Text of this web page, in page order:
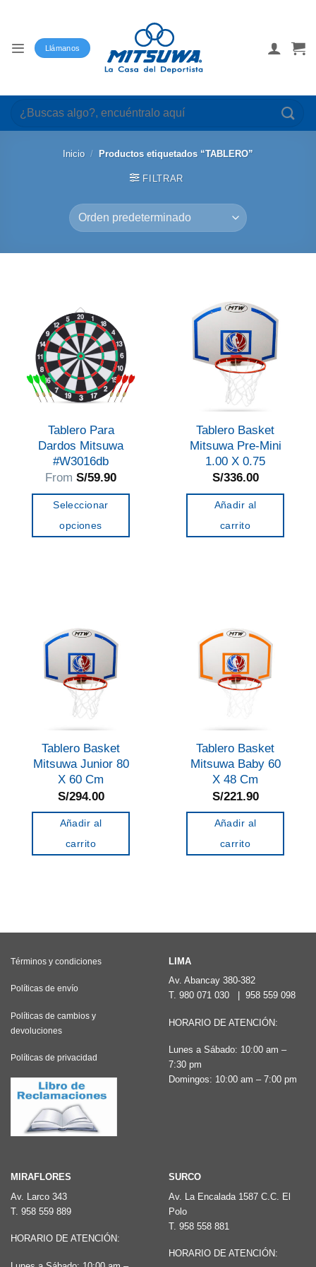
Llámanos
Buscar
por:
Inicio / Productos etiquetados “TABLERO”
FILTRAR
Tablero Para
Dardos Mitsuwa
#W3016db
From S/59.90
Seleccionar
opciones
Las
opciones
se
pueden
elegir
la
página
de
producto
Tablero Basket
Mitsuwa Pre-Mini
1.00 X 0.75
S/336.00
Añadir al
carrito
Tablero Basket
Mitsuwa Junior 80
X 60 Cm
S/294.00
Añadir al
carrito
Tablero Basket
Mitsuwa Baby 60
X 48 Cm
S/221.90
Añadir al
carrito
Términos y condiciones
Políticas de envío
Políticas de cambios y
devoluciones
Políticas de privacidad
LIMA
Av. Abancay 380-382
T. 980 071 030 958 559 098
HORARIO DE ATENCIÓN:
Lunes a Sábado: 10:00 am –
7:30 pm
Domingos: 10:00 am – 7:00 pm
MIRAFLORES
Av. Larco 343
T. 958 559 889
HORARIO DE ATENCIÓN:
SURCO
Av. La Encalada 1587 C.C. El
Polo
T. 958 558 881
HORARIO DE ATENCIÓN: